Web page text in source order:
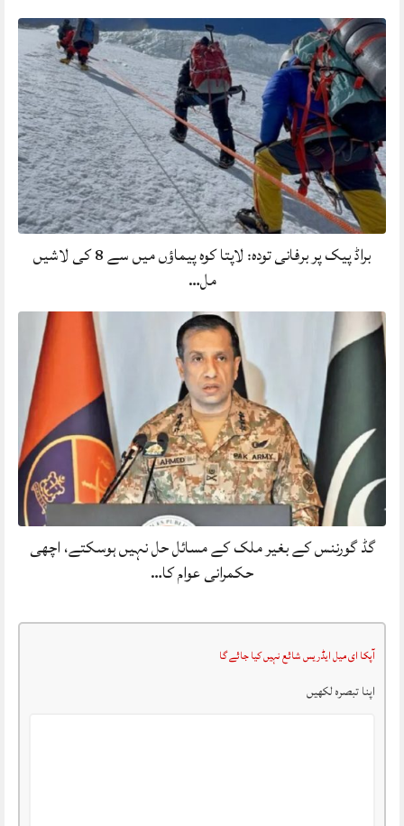
براڈ پیک پر برفانی تودہ: لاپتا کوہ پیماؤں میں سے 8 کی لاشیں
مل…
گڈ گورننس کے بغیر ملک کے مسائل حل نہیں ہوسکتے، اچھی
حکمرانی عوام کا…
آپکا ای میل ایڈریس شائع نہیں کیا جائے گا
اپنا تبصرہ لکھیں